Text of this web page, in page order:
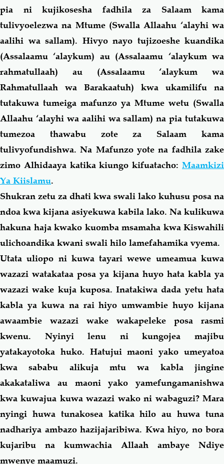
pia ni kujikosesha fadhila za Salaam kama
tulivyoelezwa na Mtume (Swalla Allaahu ‘alayhi wa
aalihi wa sallam). Hivyo nayo tujizoeshe kuandika
(Assalaamu ‘alaykum) au (Assalaamu ‘alaykum wa
rahmatullaah) au (Assalaamu ‘alaykum wa
Rahmatullaah wa Barakaatuh) kwa ukamilifu na
tutakuwa tumeiga mafunzo ya Mtume wetu (Swalla
Allaahu ‘alayhi wa aalihi wa sallam) na pia tutakuwa
tumezoa thawabu zote za Salaam kama
tulivyofundishwa. Na Mafunzo yote na fadhila zake
zimo Alhidaaya katika kiungo kifuatacho: Maamkizi
Ya Kiislamu.
Shukran zetu za dhati kwa swali lako kuhusu posa na
ndoa kwa kijana asiyekuwa kabila lako. Na kulikuwa
hakuna haja kwako kuomba msamaha kwa Kiswahili
ulichoandika kwani swali hilo lamefahamika vyema.
Utata uliopo ni kuwa tayari wewe umeamua kuwa
wazazi watakataa posa ya kijana huyo hata kabla ya
wazazi wake kuja kuposa. Inatakiwa dada yetu hata
kabla ya kuwa na rai hiyo umwambie huyo kijana
awaambie wazazi wake wakapeleke posa rasmi
kwenu. Nyinyi lenu ni kungojea majibu
yatakayotoka huko. Hatujui maoni yako umeyatoa
kwa sababu alikuja mtu wa kabla jingine
akakataliwa au maoni yako yamefungamanishwa
kwa kuwajua kuwa wazazi wako ni wabaguzi? Mara
nyingi huwa tunakosea katikahilo au huwa tuna
nadhariya ambazo hazijajaribiwa. Kwa hiyo, no bora
kujaribu na kumwachia Allaah ambaye Ndiye
mwenye maamuzi.